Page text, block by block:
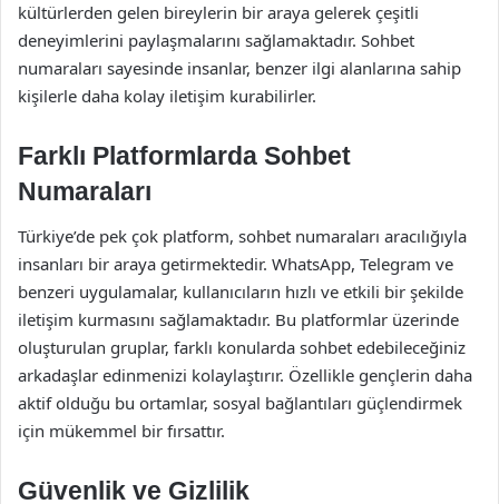
kültürlerden gelen bireylerin bir araya gelerek çeşitli
deneyimlerini paylaşmalarını sağlamaktadır. Sohbet
numaraları sayesinde insanlar, benzer ilgi alanlarına sahip
kişilerle daha kolay iletişim kurabilirler.
Farklı Platformlarda Sohbet
Numaraları
Türkiye’de pek çok platform, sohbet numaraları aracılığıyla
insanları bir araya getirmektedir. WhatsApp, Telegram ve
benzeri uygulamalar, kullanıcıların hızlı ve etkili bir şekilde
iletişim kurmasını sağlamaktadır. Bu platformlar üzerinde
oluşturulan gruplar, farklı konularda sohbet edebileceğiniz
arkadaşlar edinmenizi kolaylaştırır. Özellikle gençlerin daha
aktif olduğu bu ortamlar, sosyal bağlantıları güçlendirmek
için mükemmel bir fırsattır.
Güvenlik ve Gizlilik